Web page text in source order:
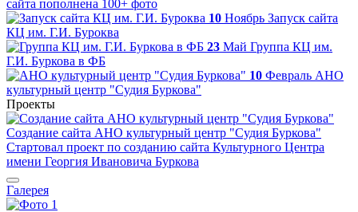
сайта пополнена 100+ фото
10 Ноябрь Запуск сайта
КЦ им. Г.И. Буроква
23 Май Группа КЦ им.
Г.И. Буркова в ФБ
10 Февраль АНО
культурный центр "Судия Буркова"
Проекты
Создание сайта АНО культурный центр "Судия Буркова"
Стартовал проект по созданию сайта Культурного Центра
имени Георгия Ивановича Буркова
Галерея